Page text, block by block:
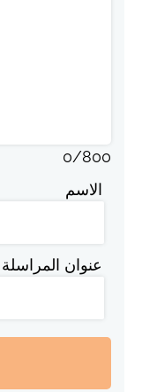
0/800
الاسم
عنوان المراسلة